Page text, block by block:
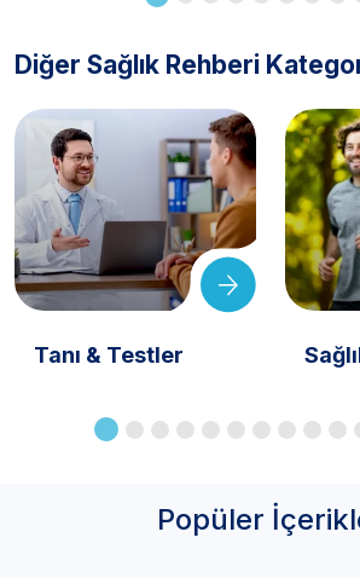
Diğer Sağlık Rehberi
Tanı & Testler
Popüler